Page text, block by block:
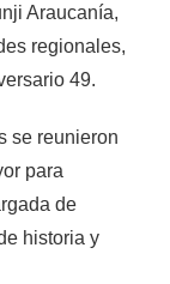
Araucanía,
regionales,
49.
se reunieron
para
de
historia y